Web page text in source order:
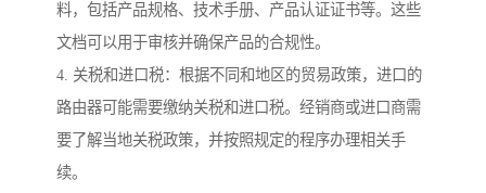
料，包括产品规格、技术手册、产品认证证书等。这些
文档可以用于审核并确保产品的合规性。
4. 关税和进口税：根据不同和地区的贸易政策，进口的
路由器可能需要缴纳关税和进口税。经销商或进口商需
要了解当地关税政策，并按照规定的程序办理相关手
续。